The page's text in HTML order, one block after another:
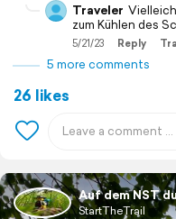
Traveler
zum Kühlen des
5/21/23 Reply
5 more comments
26 likes
Auf dem NST
StartTheTrail